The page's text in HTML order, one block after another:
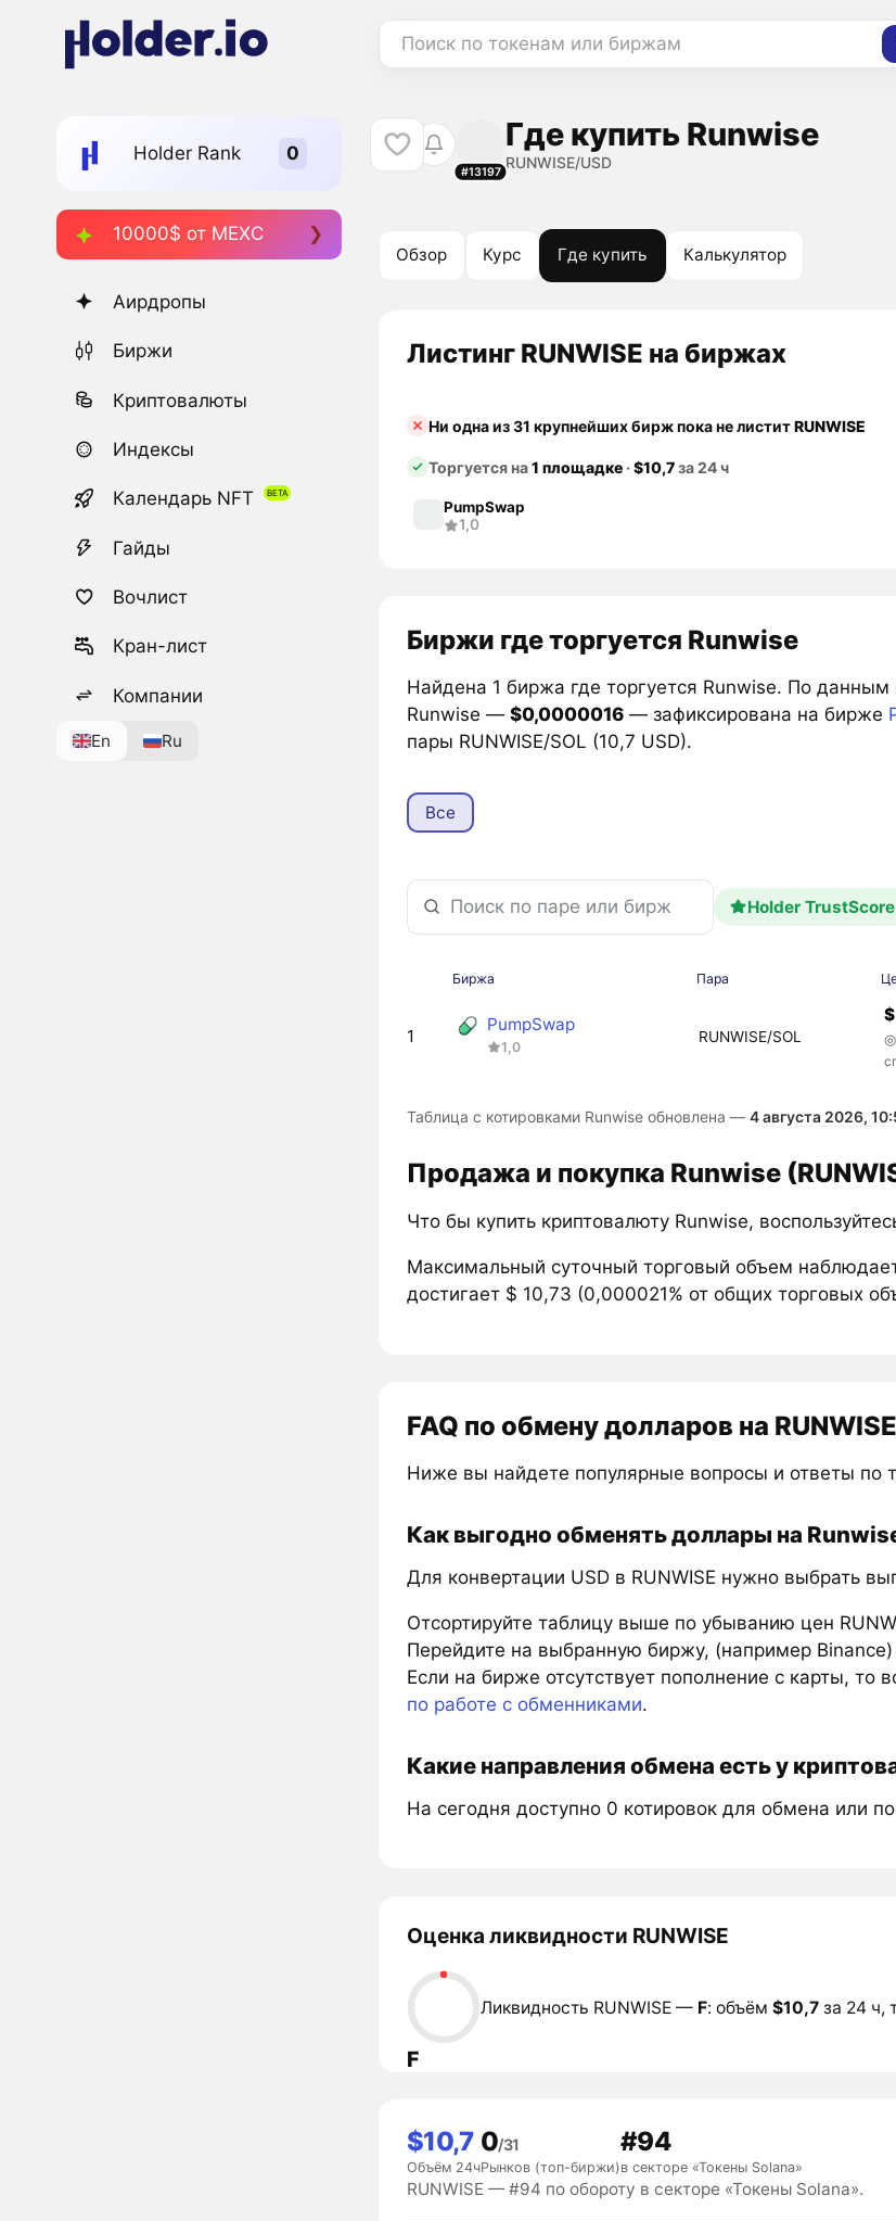
Поиск по токенам или биржам
Holder Rank
10000$ от MEXC
Аирдропы
Биржи
Криптовалюты
Индексы
Календарь NFT
Гайды
Вочлист
Кран-лист
Компании
En Ru
#13197
Где купить Runwise
RUNWISE/USD
Обзор Курс Где купить Калькулятор
Листинг RUNWISE на биржах
Ни одна из 31 крупнейших бирж пока не листитRUNWISE
Торгуется на1 площадке·$10,7за 24 ч
PumpSwap
1,0
Биржи где торгуется Runwise
Найдена 1 биржа где торгуется Runwise. По
Runwise — $0,0000016— зафиксирована на бирже
пары RUNWISE/SOL (10,7 USD).
Все
Holder
Биржа Пара
1
PumpSwap
1,0
RUNWISE/SOL ◎
Таблица с котировками Runwise обновлена — 4 августа 2026,
Продажа и покупка Runwise
Что бы купить криптовалюту Runwise,
Максимальный суточный торговый объем
достигает $ 10,73 (0,000021% от общих торговых
FAQ по обмену долларов на RUNWISE
Ниже вы найдете популярные вопросы и ответы по
Как выгодно обменять доллары на
Для конвертации USD в RUNWISE нужно выбрать
Отсортируйте таблицу выше по убыванию цен
Перейдите на выбранную биржу, (например Binance)
Если на бирже отсутствует пополнение с карты, то
по работе с обменниками.
Какие направления обмена есть у
На сегодня доступно 0 котировок для обмена или
Оценка ликвидности RUNWISE
F
Ликвидность RUNWISE — F: объём $10,7за 24 ч,
$10,7
Объём 24ч
0/31
Рынков (топ-биржи)
#94
в секторе «Токены Solana»
RUNWISE — #94 по обороту в секторе «Токены Solana».